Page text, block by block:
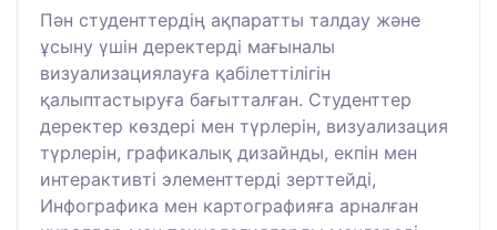
Пән студенттердің ақпаратты талдау және
ұсыну үшін деректерді мағыналы
визуализациялауға қабілеттілігін
қалыптастыруға бағытталған. Студенттер
деректер көздері мен түрлерін, визуализация
түрлерін, графикалық дизайнды, екпін мен
интерактивті элементтерді зерттейді,
Инфографика мен картографияға арналған